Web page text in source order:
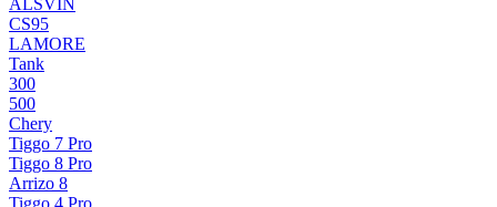
ALSVIN
CS95
LAMORE
Tank
300
500
Chery
Tiggo 7 Pro
Tiggo 8 Pro
Arrizo 8
Tiggo 4 Pro